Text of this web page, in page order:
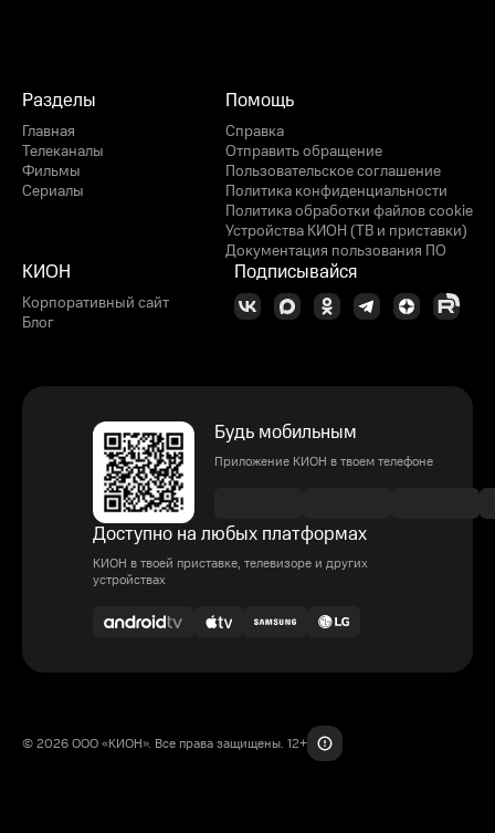
Разделы
Главная
Телеканалы
Фильмы
Сериалы
Помощь
Справка
Отправить обращение
Пользовательское соглашение
Политика конфиденциальности
Политика обработки файлов cookie
Устройства КИОН (ТВ и приставки)
Документация пользования ПО
КИОН
Корпоративный сайт
Блог
Подписывайся
Будь мобильным
Приложение КИОН в твоем телефоне
Доступно на любых платформах
КИОН в твоей приставке, телевизоре и других
устройствах
© 2026 ООО «КИОН». Все права защищены. 12+